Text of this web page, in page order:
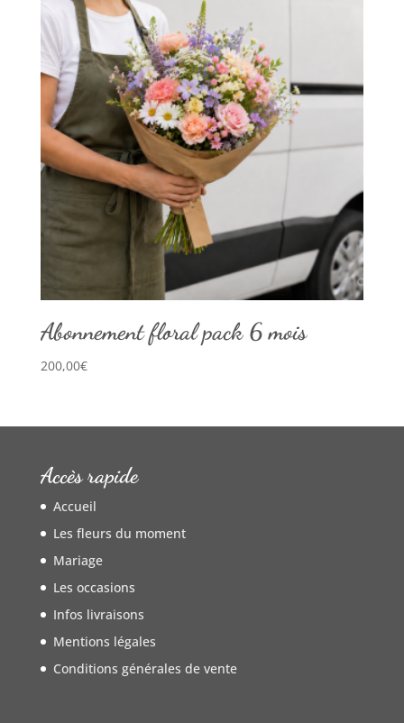
Abonnement floral pack 6 mois
200,00€
Accès rapide
Accueil
Les fleurs du moment
Mariage
Les occasions
Infos livraisons
Mentions légales
Conditions générales de vente